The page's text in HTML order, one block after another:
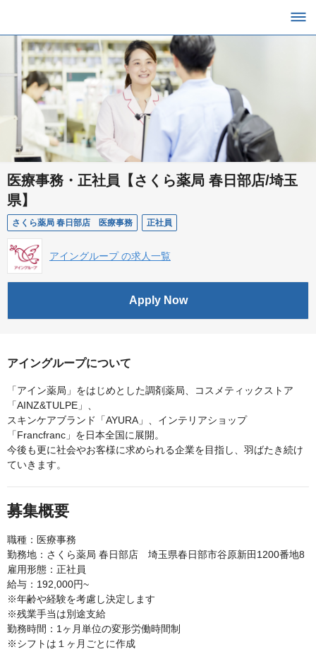
医療事務・正社員【さくら薬局 春日部店/埼玉
県】
さくら薬局 春日部店 医療事務 正社員
アイングループ の求人一覧
Apply Now
アイングループについて
「アイン薬局」をはじめとした調剤薬局、コスメティックストア
「AINZ&TULPE」、
スキンケアブランド「AYURA」、インテリアショップ
「Francfranc」を日本全国に展開。
今後も更に社会やお客様に求められる企業を目指し、羽ばたき続け
ていきます。
募集概要
職種：医療事務
勤務地：さくら薬局 春日部店 埼玉県春日部市谷原新田1200番地8
雇用形態：正社員
給与：192,000円~
※年齢や経験を考慮し決定します
※残業手当は別途支給
勤務時間：1ヶ月単位の変形労働時間制
※シフトは１ヶ月ごとに作成